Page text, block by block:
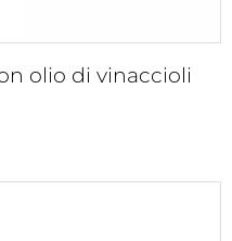
olio di vinaccioli